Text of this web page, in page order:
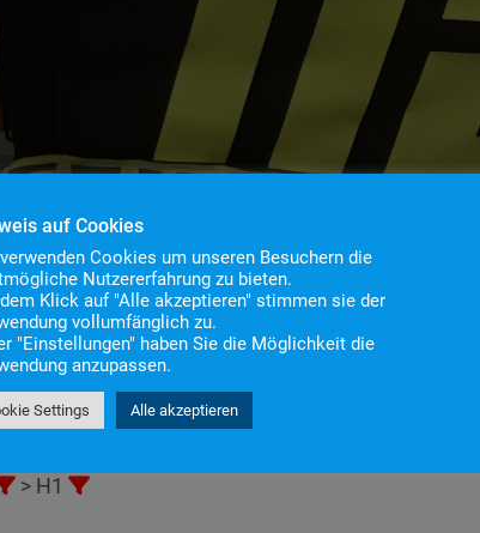
> H1
auf Cookies
Cookies um unseren Besuchern die
Nutzererfahrung zu bieten.
Klick auf "Alle akzeptieren" stimmen sie der
vollumfänglich zu.
"Einstellungen" haben Sie die Möglichkeit die
anzupassen.
Settings Alle akzeptieren